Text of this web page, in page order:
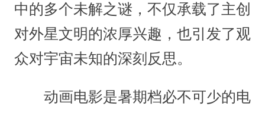
中的多个未解之谜，不仅承载了主创
对外星文明的浓厚兴趣，也引发了观
众对宇宙未知的深刻反思。
动画电影是暑期档必不可少的电